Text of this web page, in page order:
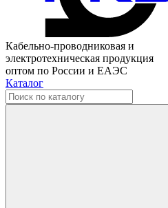
Кабельно-проводниковая и
электротехническая продукция
оптом по России и ЕАЭС
Каталог